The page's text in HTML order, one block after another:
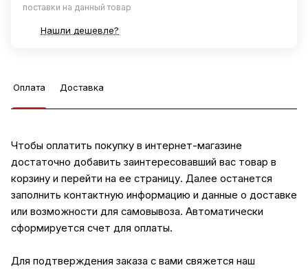
поставки на данный товар
Нашли дешевле?
Оплата Доставка
Чтобы оплатить покупку в интернет-магазине
достаточно добавить заинтересовавший вас товар в
корзину и перейти на ее страницу. Далее останется
заполнить контактную информацию и данные о доставке
или возможности для самовывоза. Автоматически
сформируется счет для оплаты.
Для подтверждения заказа с вами свяжется наш